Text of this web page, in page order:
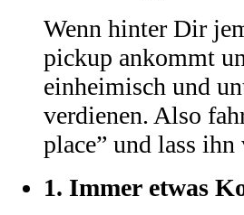
Wenn hinter Dir
pickup ankommt
einheimisch und
verdienen. Also
place” und lass ihn
1. Immer etwas